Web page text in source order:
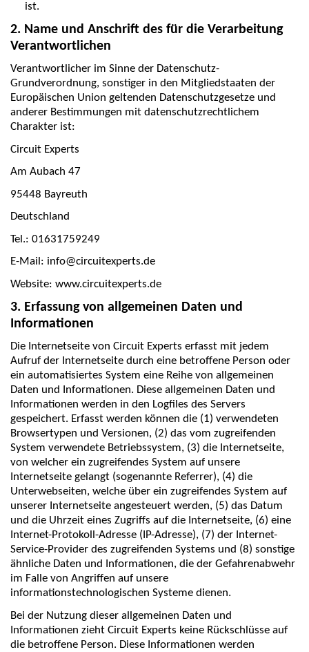
ist.
2. Name und Anschrift des für die Verarbeitung
Verantwortlichen
Verantwortlicher im Sinne der Datenschutz-
Grundverordnung, sonstiger in den Mitgliedstaaten der
Europäischen Union geltenden Datenschutzgesetze und
anderer Bestimmungen mit datenschutzrechtlichem
Charakter ist:
Circuit Experts
Am Aubach 47
95448 Bayreuth
Deutschland
Tel.: 01631759249
E-Mail: info@circuitexperts.de
Website: www.circuitexperts.de
3. Erfassung von allgemeinen Daten und
Informationen
Die Internetseite von Circuit Experts erfasst mit jedem
Aufruf der Internetseite durch eine betroffene Person oder
ein automatisiertes System eine Reihe von allgemeinen
Daten und Informationen. Diese allgemeinen Daten und
Informationen werden in den Logfiles des Servers
gespeichert. Erfasst werden können die (1) verwendeten
Browsertypen und Versionen, (2) das vom zugreifenden
System verwendete Betriebssystem, (3) die Internetseite,
von welcher ein zugreifendes System auf unsere
Internetseite gelangt (sogenannte Referrer), (4) die
Unterwebseiten, welche über ein zugreifendes System auf
unserer Internetseite angesteuert werden, (5) das Datum
und die Uhrzeit eines Zugriffs auf die Internetseite, (6) eine
Internet-Protokoll-Adresse (IP-Adresse), (7) der Internet-
Service-Provider des zugreifenden Systems und (8) sonstige
ähnliche Daten und Informationen, die der Gefahrenabwehr
im Falle von Angriffen auf unsere
informationstechnologischen Systeme dienen.
Bei der Nutzung dieser allgemeinen Daten und
Informationen zieht Circuit Experts keine Rückschlüsse auf
die betroffene Person. Diese Informationen werden